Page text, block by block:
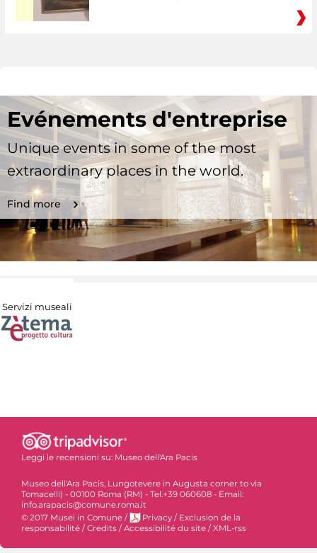
Evénements d'entreprise
Unique events in some of the most
extraordinary places in the world.
Find more
Servizi museali
Leggi le recensioni su: Museo dell'Ara Pacis
Museo dell'Ara Pacis, Lungotevere in Augusta corner to via
Tomacelli) - 00100 Roma (RM) - Tel.+39 060608 - Email:
info.arapacis@comune.roma.it
© 2017 Musei in Comune / Privacy / Exclusion de la
responsabilité / Credits / Accessibilité du site / XML-rss